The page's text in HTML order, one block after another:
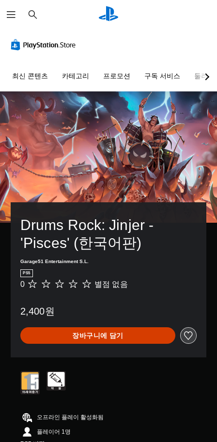
색
최신 콘텐츠 카테고리 프로모션 구독 서비스 둘러보
Drums Rock: Jinjer -
'Pisces' (한국어판)
Garage51 Entertainment S.L.
PS5
별
음
0 별점 없음
2,400원
장바구니에 담기
오프라인 플레이 활성화됨
플레이어 1명